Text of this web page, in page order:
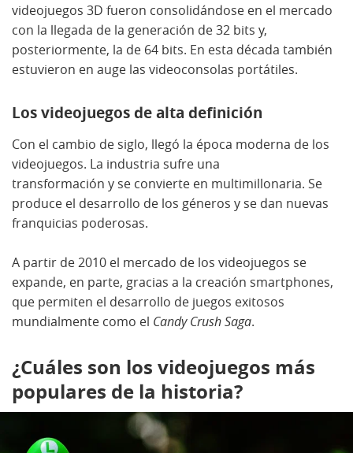
videojuegos 3D fueron consolidándose en el mercado
con la llegada de la generación de 32 bits y,
posteriormente, la de 64 bits. En esta década también
estuvieron en auge las videoconsolas portátiles.
Los videojuegos de alta definición
Con el cambio de siglo, llegó la época moderna de los
videojuegos. La industria sufre una
transformación y se convierte en multimillonaria. Se
produce el desarrollo de los géneros y se dan nuevas
franquicias poderosas.
A partir de 2010 el mercado de los videojuegos se
expande, en parte, gracias a la creación smartphones,
que permiten el desarrollo de juegos exitosos
mundialmente como el Candy Crush Saga.
¿Cuáles son los videojuegos más
populares de la historia?